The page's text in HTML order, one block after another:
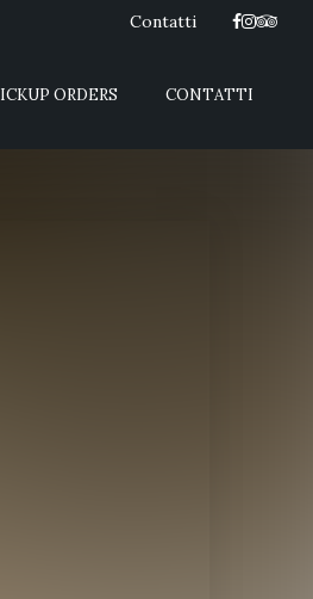
Contatti
ORDERS CONTATTI